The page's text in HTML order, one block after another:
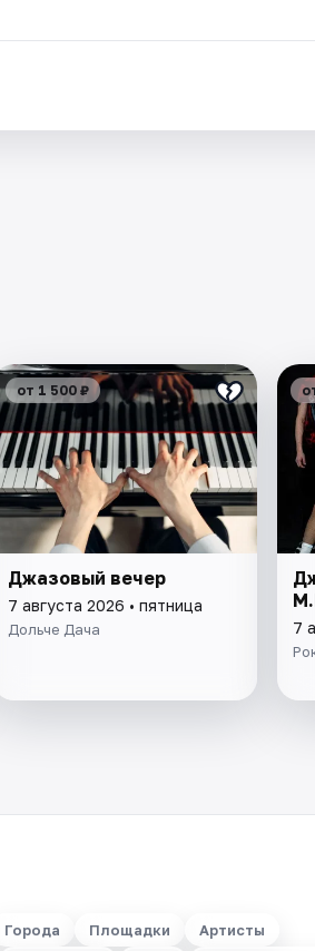
от 1 500 ₽
Джазовый вечер
7 августа 2026 • пятница
Дольче Дача 7
Города Площадки Артисты